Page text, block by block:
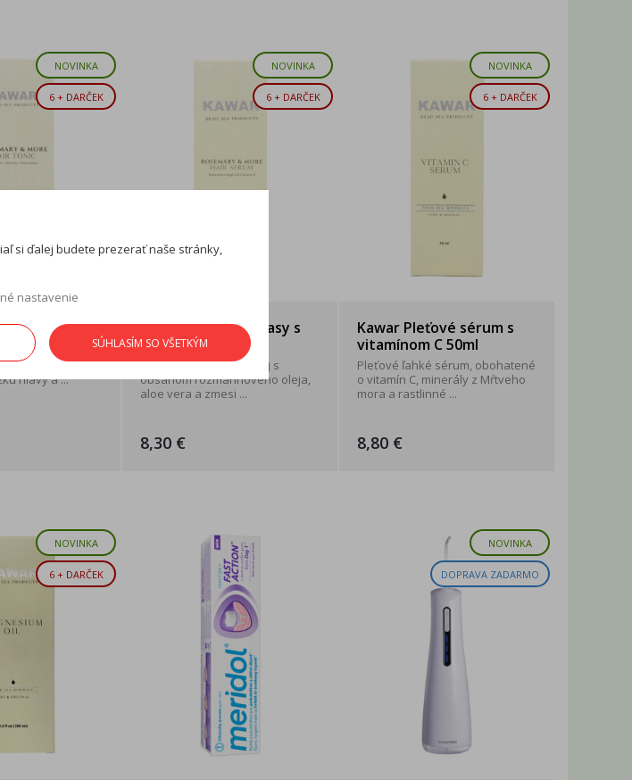
NOVINKA
6 + DARČEK
na vlasy s
sprej
na vlasy
hlavy a ...
NOVINKA
6 + DARČEK
Kawar Sérum na vlasy s
rozmarínom 50ml
Tento ľahký vlasový olej s
obsahom rozmarínového oleja,
aloe vera a zmesi ...
8,30 €
NOVINKA
6 + DARČEK
Kawar Pleťové sérum s
vitamínom C 50ml
Pleťové ľahké sérum, obohatené
o vitamín C, minerály z Mŕtveho
mora a rastlinné ...
8,80 €
NOVINKA
6 + DARČEK
NOVINKA
DOPRAVA ZADARMO
si ďalej budete prezerať naše stránky,
nastavenie
SÚHLASÍM SO VŠETKÝM